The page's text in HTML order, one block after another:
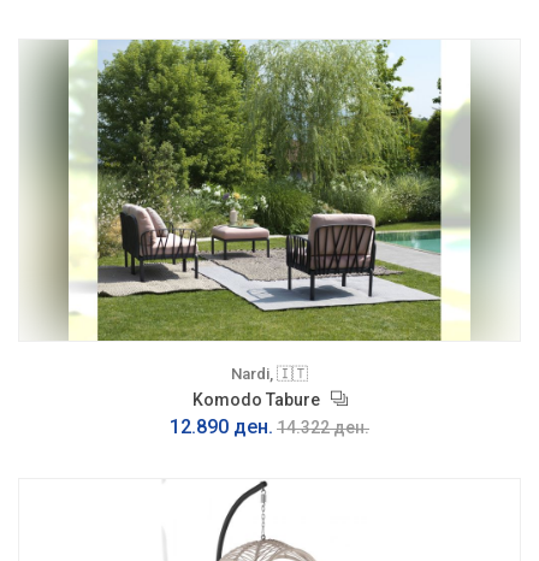
Nardi, 🇮🇹
Komodo Tabure
12.890 ден. 14.322 ден.